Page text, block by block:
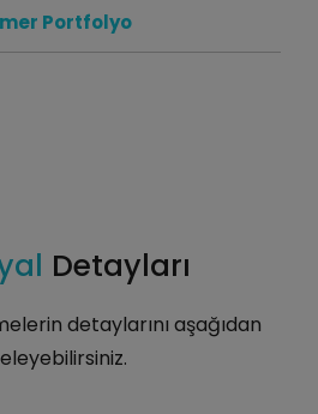
Portfolyo
Detayları
detaylarını aşağıdan